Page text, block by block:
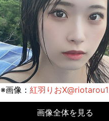
※画像： 紅羽りお
画像全体を見る